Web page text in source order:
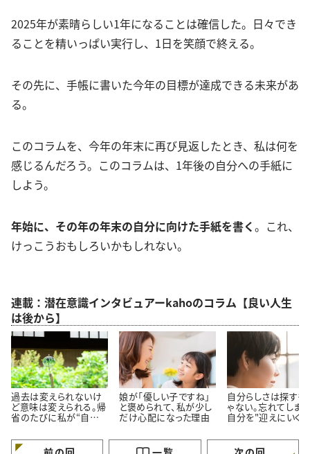
2025年が素晴らしい1年になることは確信した。日々でき
ることを精いっぱい実行し、1日を笑顔で終える。
その先に、手帳に書いた今年の目標が達成できる未来があ
る。
このコラムを、今年の年末に再び見返したとき、私は何を
感じるんだろう。このコラムは、1年後の自分への手紙に
しよう。
年始に、その年の年末の自分に向けた手紙を書く。これ、
けっこうおもしろいかもしれない。
連載：潜在意識インタビュアーkahoのコラム【良い人生
は後から】
過去は変えられないけ
ど意味は変えられる。帰
省のたびに私が“自分を
娘が「優しい子ですね」
と褒められて、私が少し
だけ心配になった理由
自分らしさは探すも
ゃない。忘れてしま
自分を"迎えにいく"